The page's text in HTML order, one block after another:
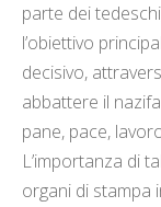
parte dei
l’obiettivo
decisivo,
abbattere il
pane, pace,
L’importanza di
organi di stampa